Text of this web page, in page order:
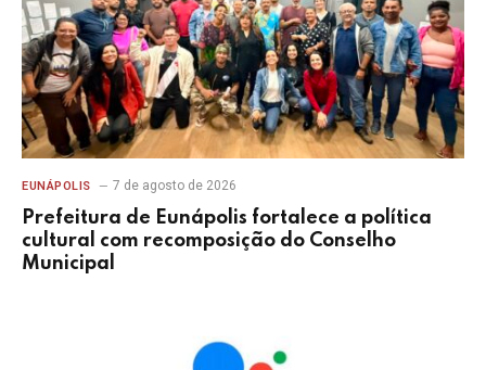
EUNÁPOLIS 7 de agosto de 2026
Prefeitura de Eunápolis fortalece a política
cultural com recomposição do Conselho
Municipal